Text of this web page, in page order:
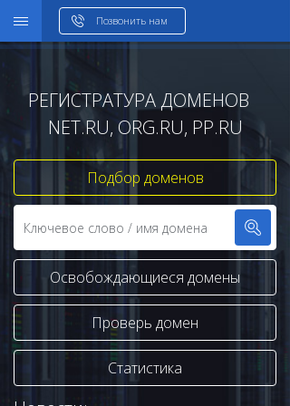
Позвонить нам
РЕГИСТРАТУРА ДОМЕНОВ
NET.RU, ORG.RU, PP.RU
Подбор доменов
Освобождающиеся домены
Проверь домен
Статистика